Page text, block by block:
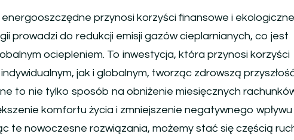
przynosi korzyści finansowe i
prowadzi do redukcji emisji gazów cieplarnianych, co jest
ociepleniem. To inwestycja, która przynosi korzyści
jak i globalnym, tworząc zdrowszą
to nie tylko sposób na obniżenie miesięcznych
komfortu życia i zmniejszenie negatywnego wpływu
te nowoczesne rozwiązania, możemy stać się częścią